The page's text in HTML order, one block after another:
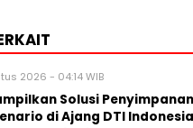
2026 - 04:14 WIB
Solusi
di Ajang DTI